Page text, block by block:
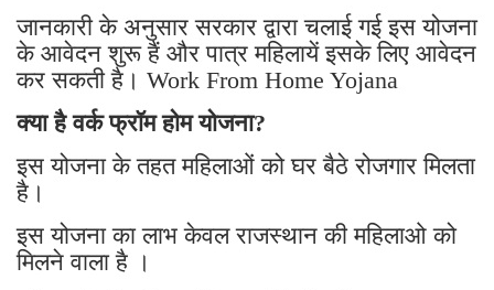
जानकारी के अनुसार सरकार द्वारा चलाई गई इस योजना
के आवेदन शुरू हैं और पात्र महिलायें इसके लिए आवेदन
कर सकती है। Work From Home Yojana
क्या है वर्क फ्रॉम होम योजना?
इस योजना के तहत महिलाओं को घर बैठे रोजगार मिलता
है।
इस योजना का लाभ केवल राजस्थान की महिलाओ को
मिलने वाला है ।